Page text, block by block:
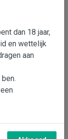
dan 18 jaar,
en wettelijk
aan